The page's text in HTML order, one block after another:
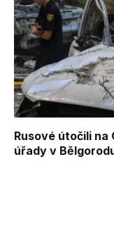
Rusové útočili na
úřady v